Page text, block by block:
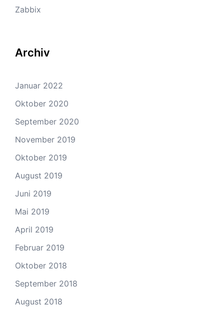
Zabbix
Archiv
Januar 2022
Oktober 2020
September 2020
November 2019
Oktober 2019
August 2019
Juni 2019
Mai 2019
April 2019
Februar 2019
Oktober 2018
September 2018
August 2018